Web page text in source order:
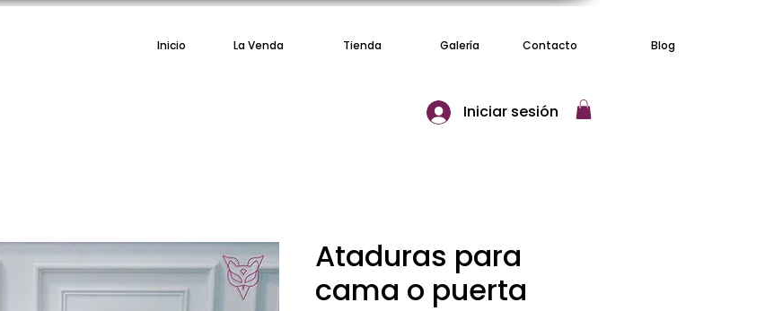
Inicio La Venda Tienda Galería Contacto Blog
Ataduras para
cama o puerta
Iniciar sesión